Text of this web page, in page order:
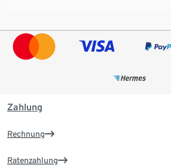
Zahlung
Rechnung
Ratenzahlung